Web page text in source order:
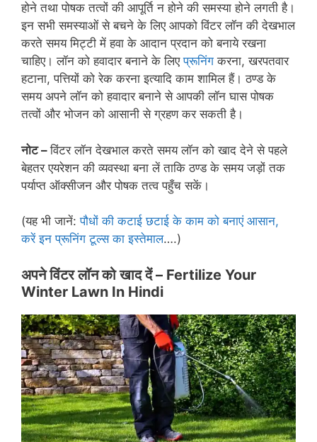
होने तथा पोषक तत्वों की आपूर्ति न होने की समस्या होने लगती है।
इन सभी समस्याओं से बचने के लिए आपको विंटर लॉन की देखभाल
करते समय मिट्टी में हवा के आदान प्रदान को बनाये रखना
चाहिए। लॉन को हवादार बनाने के लिएप्रूनिंग करना, खरपतवार
हटाना, पत्तियों को रेक करना इत्यादि काम शामिल हैं। ठण्ड के
समय अपने लॉन को हवादार बनाने से आपकी लॉन घास पोषक
तत्वों और भोजन को आसानी से ग्रहण कर सकती है।
नोट –विंटर लॉन देखभाल करते समय लॉन को खाद देने से पहले
बेहतर एयरेशन की व्यवस्था बना लें ताकि ठण्ड के समय जड़ों तक
पर्याप्त ऑक्सीजन और पोषक तत्व पहुँच सकें।
(यह भी जानें:पौधों की कटाई छटाई के काम को बनाएं आसान,
करें इन प्रूनिंग टूल्स का इस्तेमाल….)
अपने विंटर लॉन को खाद दें – Fertilize Your
Winter Lawn In Hindi